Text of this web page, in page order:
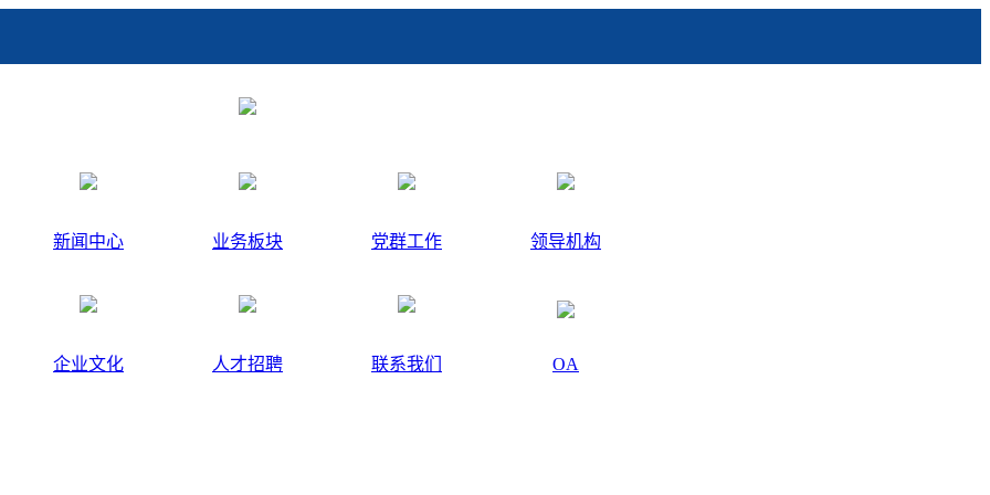
新闻中心 业务板块 党群工作 领导机构
企业文化 人才招聘 联系我们 OA